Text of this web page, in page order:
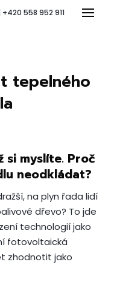
Menu
558 952 911
tepelného
si myslíte. Proč
neodkládat?
na plyn řada lidí
dřevo? To jde
technologií jako
fotovoltaická
zhodnotit jako